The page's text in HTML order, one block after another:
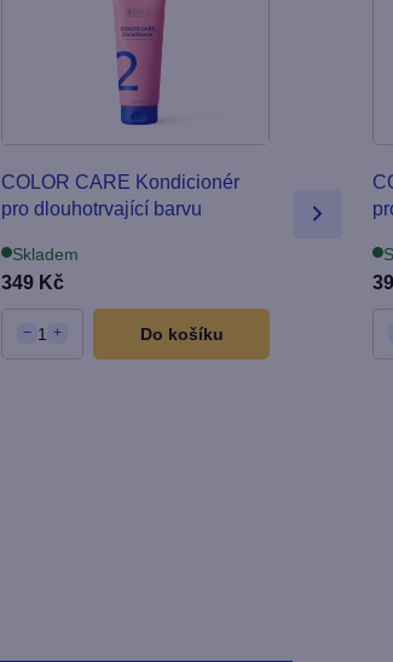
COLOR CARE Kondicionér
pro dlouhotrvající barvu
Skladem
349 Kč
− 1 + Do košíku